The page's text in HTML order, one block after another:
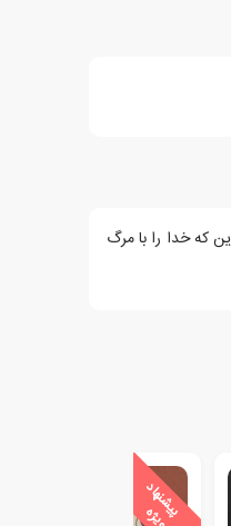
که خدا را با مرگ
پ
ی
ش
ن
ه
ا
د
و
ی
ژ
ه